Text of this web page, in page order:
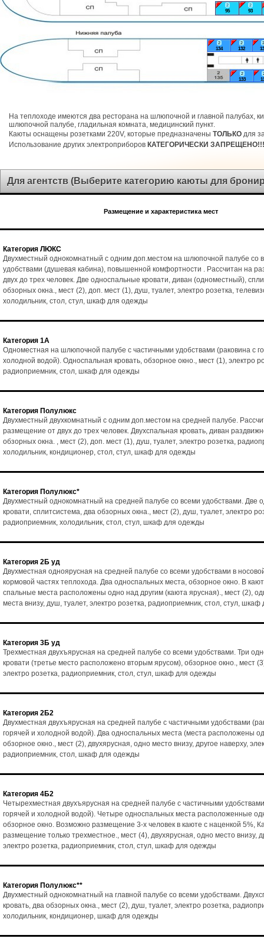
2
2
132
2
133
2
134
2
93
2
95
На теплоходе имеются два ресторана на шлюпочной и главной палубах,
шлюпочной палубе, гладильная комната, медицинский пункт.
Каюты оснащены розетками 220V, которые предназначены ТОЛЬКО для
Использование других электроприборов КАТЕГОРИЧЕСКИ ЗАПРЕЩЕНО!!!
Для агентств (Выберите категорию каюты для
Размещение и характеристика мест
Категория ЛЮКС
Двухместный однокомнатный с одним доп.местом на шлюпочной палубе со
удобствами (душевая кабина), повышенной комфортности . Рассчитан на
двух до трех человек. Две односпальные кровати, диван (одноместный),
обзорных окна., мест (2), доп. мест (1), душ, туалет, электро розетка,
холодильник, стол, стул, шкаф для одежды
Категория 1А
Одноместная на шлюпочной палубе с частичными удобствами (раковина с
холодной водой). Односпальная кровать, обзорное окно., мест (1), электро
радиоприемник, стол, шкаф для одежды
Категория Полулюкс
Двухместный двухкомнатный с одним доп.местом на средней палубе.
размещение от двух до трех человек. Двухспальная кровать, диван
обзорных окна. , мест (2), доп. мест (1), душ, туалет, электро розетка,
холодильник, кондиционер, стол, стул, шкаф для одежды
Категория Полулюкс*
Двухместный однокомнатный на средней палубе со всеми удобствами. Две
кровати, сплитсистема, два обзорных окна., мест (2), душ, туалет, электро
радиоприемник, холодильник, стол, стул, шкаф для одежды
Категория 2Б уд
Двухместная одноярусная на средней палубе со всеми удобствами в
кормовой частях теплохода. Два односпальных места, обзорное окно. В
спальные места расположены одно над другим (каюта ярусная)., мест (2),
места внизу, душ, туалет, электро розетка, радиоприемник, стол, стул,
Категория 3Б уд
Трехместная двухъярусная на средней палубе со всеми удобствами. Три
кровати (третье место расположено вторым ярусом), обзорное окно., мест
электро розетка, радиоприемник, стол, стул, шкаф для одежды
Категория 2Б2
Двухместная двухъярусная на средней палубе с частичными удобствами
горячей и холодной водой). Два односпальных места (места расположены
обзорное окно., мест (2), двухярусная, одно место внизу, другое наверху,
радиоприемник, стол, шкаф для одежды
Категория 4Б2
Четырехместная двухъярусная на средней палубе с частичными
горячей и холодной водой). Четыре односпальных места расположенные
обзорное окно. Возможно размещение 3-х человек в каюте с наценкой 5%,
размещение только трехместное., мест (4), двухярусная, одно место внизу,
электро розетка, радиоприемник, стол, стул, шкаф для одежды
Категория Полулюкс**
Двухместный однокомнатный на главной палубе со всеми удобствами.
кровать, два обзорных окна., мест (2), душ, туалет, электро розетка,
холодильник, кондиционер, шкаф для одежды